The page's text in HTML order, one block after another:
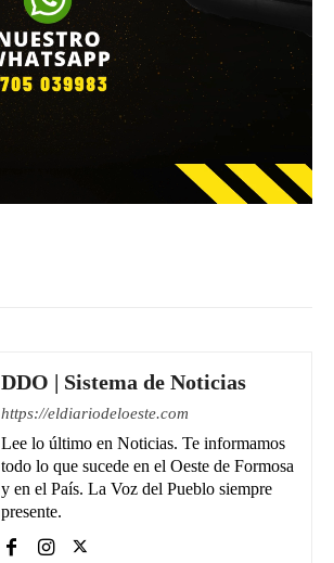
DDO | Sistema de Noticias
https://eldiariodeloeste.com
Lee lo último en Noticias. Te informamos
todo lo que sucede en el Oeste de Formosa
y en el País. La Voz del Pueblo siempre
presente.